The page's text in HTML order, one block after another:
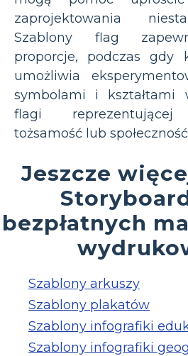
zaprojektowania
Szablony flag
proporcje, podczas gdy
umożliwia
symbolami i kształtami
flagi reprezentującej
tożsamość lub
Jeszcze
bezpłatnych
Szablony arkuszy
Szablony plakatów
Szablony infografiki
Szablony infografiki